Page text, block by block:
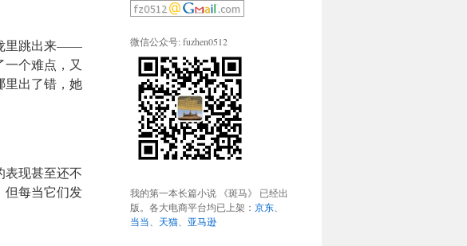
里跳出来——
个难点，又
出了错，她
表现甚至还不
但每当它们发
微信公众号: fuzhen0512
我的第一本长篇小说 《斑马》 已经出
版。各大电商平台均已上架： 京东
当当
天猫 亚马逊